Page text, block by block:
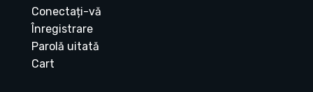
Conectați-vă
Înregistrare
Parolă uitată
Cart